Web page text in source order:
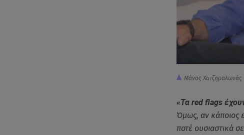
Μάνος Χατζημαλωνάς
«Τα red flags
Όμως, αν κάποιος
ποτέ ουσιαστικά